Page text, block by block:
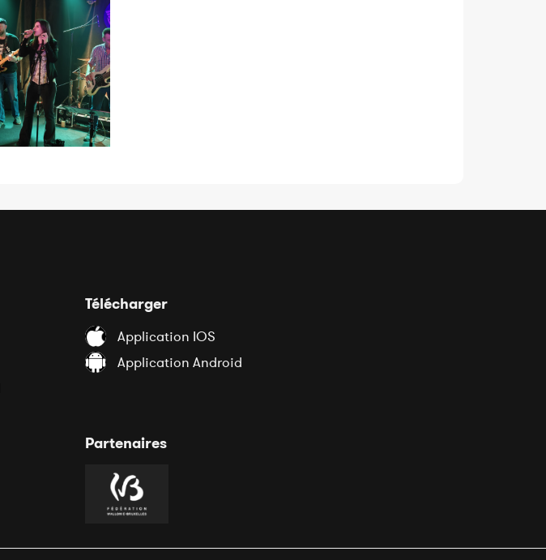
Télécharger
Application IOS
Application Android
Partenaires